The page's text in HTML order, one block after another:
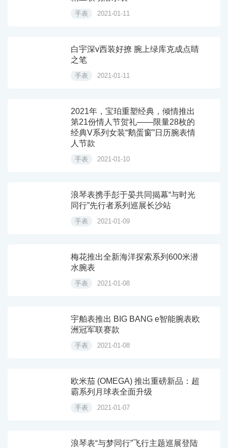
手表 2021-01-11
白宇深v西装好撩 腕上绿库克成点睛
之笔
手表 2021-01-11
2021年，宝珀重塑经典，倾情推出
第21份情人节贺礼——限量28枚的
经典V系列女装“鹅蛋窗”日历腕表情
人节款
手表 2021-01-10
浪琴表携手彭于晏共同揭幕“与时光
同行”先行者系列巡展长沙站
手表 2021-01-09
梅花推出全新海洋探索系列600米潜
水腕表
手表 2021-01-08
宇舶表推出 BIG BANG e智能腕表欧
洲冠军联赛款
手表 2021-01-08
欧米茄 (OMEGA) 推出重磅新品：超
霸系列月球表全面升级
手表 2021-01-07
浪琴表“与梦同行”飞行主题巡展登陆